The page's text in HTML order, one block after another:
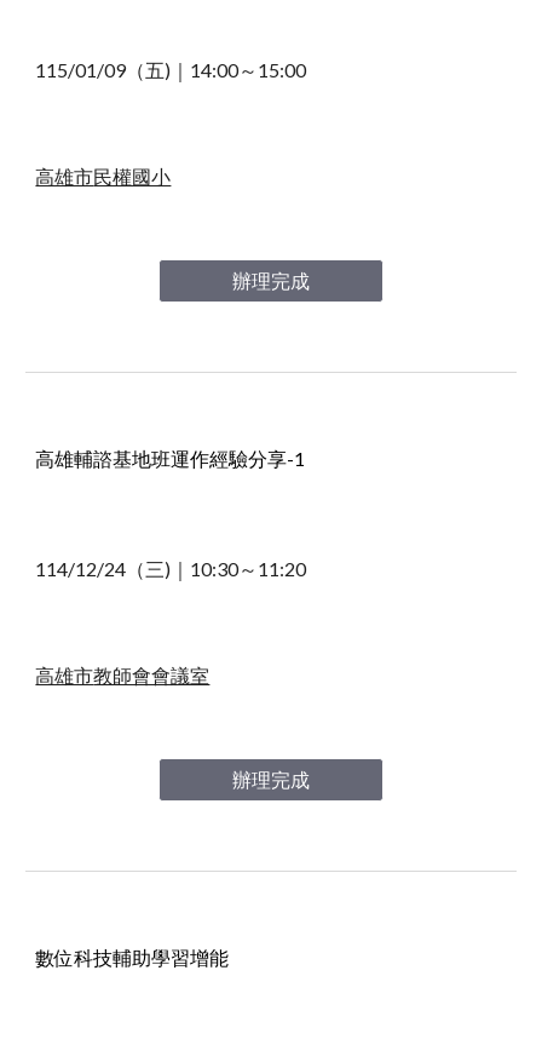
115/01/09（五) ｜ 14:00～15:00
高雄市民權國小
辦理完成
高雄輔諮基地班運作經驗分享-1
114/12/24 （三)｜10:30～11:20
高雄市教師會會議室
辦理完成
數位科技輔助學習增能